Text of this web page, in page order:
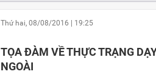
Thứ hai, 08/08/2016 19:25
TỌA ĐÀM VỀ THỰC TRẠNG
NGOÀI